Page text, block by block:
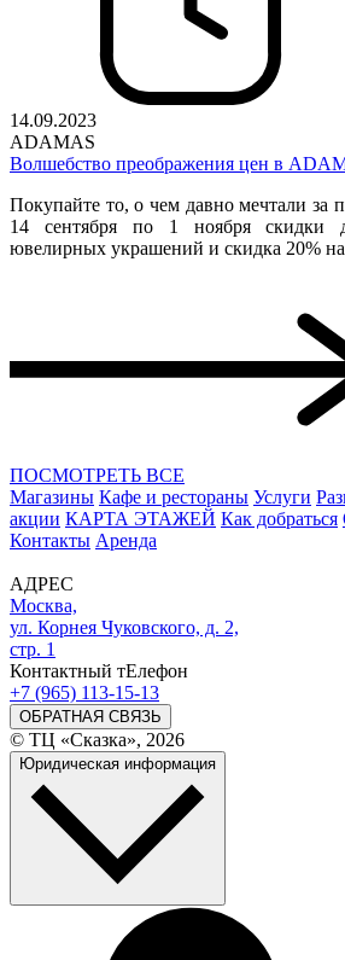
14.09.2023
ADAMAS
Волшебство преображения цен в
Покупайте то, о чем давно мечтали за
14 сентября по 1 ноября скидки
ювелирных украшений и скидка 20%
ПОСМОТРЕТЬ ВСЕ
Магазины Кафе и рестораны Услуги
акции КАРТА ЭТАЖЕЙ Как добраться
Контакты Аренда
АДРЕС
Москва,
ул. Корнея Чуковского, д. 2,
стр. 1
Контактный тЕлефон
+7 (965) 113-15-13
ОБРАТНАЯ СВЯЗЬ
© ТЦ «Сказка», 2026
Юридическая информация